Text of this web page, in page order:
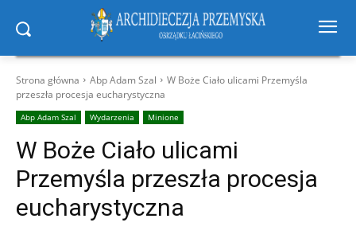
Strona główna Abp Adam Szal
W Boże Ciało ulicami Przemyśla
przeszła procesja eucharystyczna
Abp Adam Szal Wydarzenia Minione
W Boże Ciało ulicami
Przemyśla przeszła procesja
eucharystyczna